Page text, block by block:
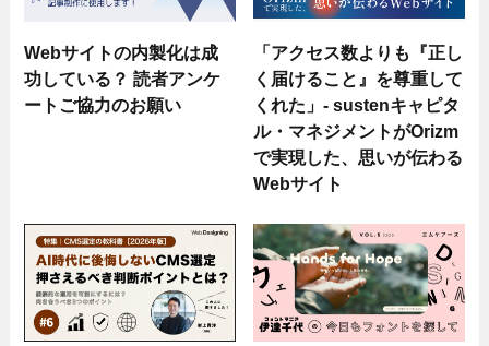
Webサイトの内製化は成
功している？ 読者アンケ
ートご協力のお願い
「アクセス数よりも『正し
く届けること』を尊重して
くれた」- sustenキャピタ
ル・マネジメントがOrizm
で実現した、思いが伝わる
Webサイト